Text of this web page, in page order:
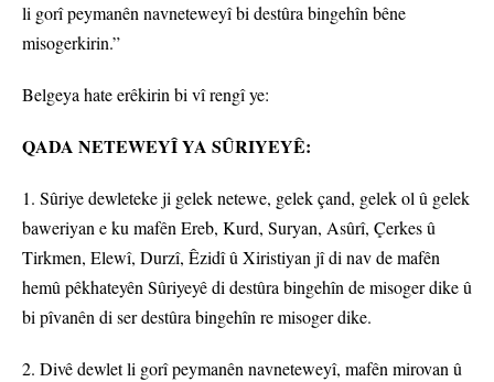
li gorî peymanên navneteweyî bi destûra bingehîn bêne
misogerkirin.”
Belgeya hate erêkirin bi vî rengî ye:
QADA NETEWEYÎ YA SÛRIYEYÊ:
1. Sûriye dewleteke ji gelek netewe, gelek çand, gelek ol û gelek
baweriyan e ku mafên Ereb, Kurd, Suryan, Asûrî, Çerkes û
Tirkmen, Elewî, Durzî, Êzidî û Xiristiyan jî di nav de mafên
hemû pêkhateyên Sûriyeyê di destûra bingehîn de misoger dike û
bi pîvanên di ser destûra bingehîn re misoger dike.
2. Divê dewlet li gorî peymanên navneteweyî, mafên mirovan û